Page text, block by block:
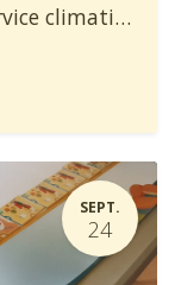
[Formation] Prise en main du service climatique Climadiag Agriculture et Forêt
SEPT.
24